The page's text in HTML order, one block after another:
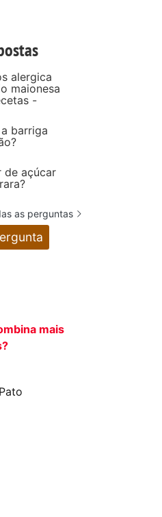
alergica
maionesa
-
barriga
de açúcar
as perguntas
mais